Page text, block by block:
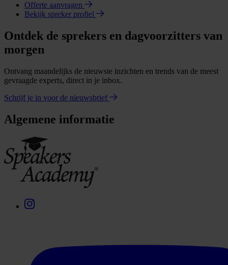
Offerte aanvragen
Bekijk spreker profiel
Ontdek de sprekers en dagvoorzitters van
morgen
Ontvang maandelijks de nieuwste inzichten en trends van de meest
gevraagde experts, direct in je inbox.
Schrijf je in voor de nieuwsbrief
Algemene informatie